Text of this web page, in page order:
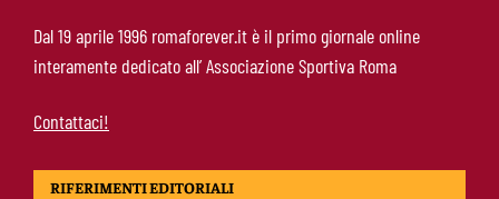
Manfrè-Roma, nuova era nel vivaio: raccoglie
l’eredità di Bruno Conti
Dal 19 aprile 1996 romaforever.it è il primo giornale online
interamente dedicato all’ Associazione Sportiva Roma
Contattaci!
RIFERIMENTI EDITORIALI